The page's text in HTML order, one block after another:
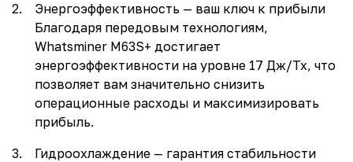
Энергоэффективность — ваш ключ к прибыли
Благодаря передовым технологиям,
Whatsminer M63S+ достигает
энергоэффективности на уровне 17 Дж/Тх, что
позволяет вам значительно снизить
операционные расходы и максимизировать
прибыль.
Гидроохлаждение — гарантия стабильности